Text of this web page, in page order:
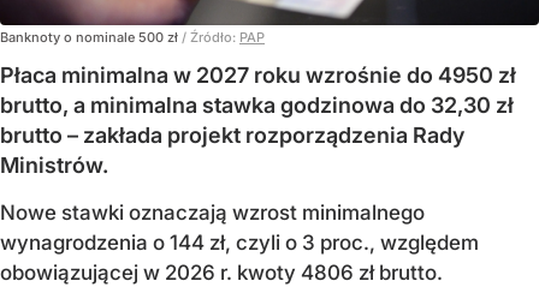
Banknoty o nominale 500 zł / Źródło: PAP
Płaca minimalna w 2027 roku wzrośnie do 4950 zł
brutto, a minimalna stawka godzinowa do 32,30 zł
brutto – zakłada projekt rozporządzenia Rady
Ministrów.
Nowe stawki oznaczają wzrost minimalnego
wynagrodzenia o 144 zł, czyli o 3 proc., względem
obowiązującej w 2026 r. kwoty 4806 zł brutto.